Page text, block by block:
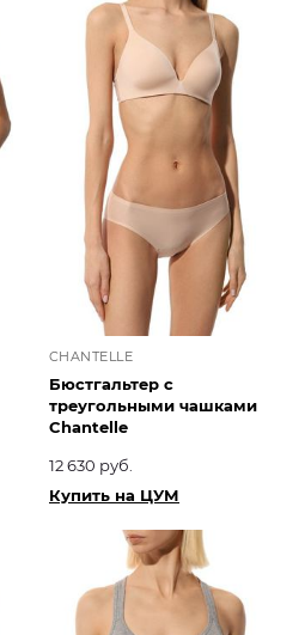
CHANTELLE
Бюстгальтер с
треугольными чашками
Chantelle
12 630 руб.
Купить на ЦУМ